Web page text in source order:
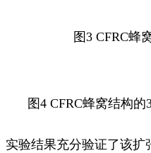
图3 CFRC蜂
图4 CFRC蜂窝结构
实验结果充分验证了该